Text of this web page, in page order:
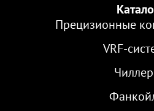
Прецизионные
VRF-